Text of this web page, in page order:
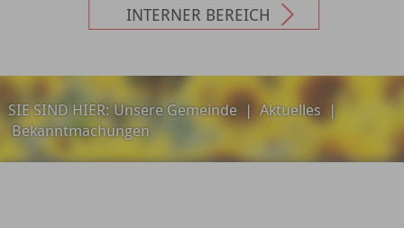
INTERNER BEREICH
SIE SIND HIER:Unsere Gemeinde| Aktuelles |
Bekanntmachungen